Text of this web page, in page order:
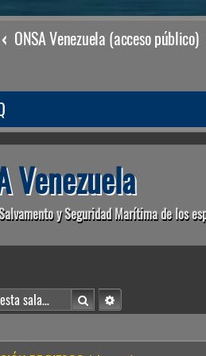
ONSA Venezuela (acceso público)
Venezuela
y Seguridad Marítima de los
BuscarBúsqueda avanzada